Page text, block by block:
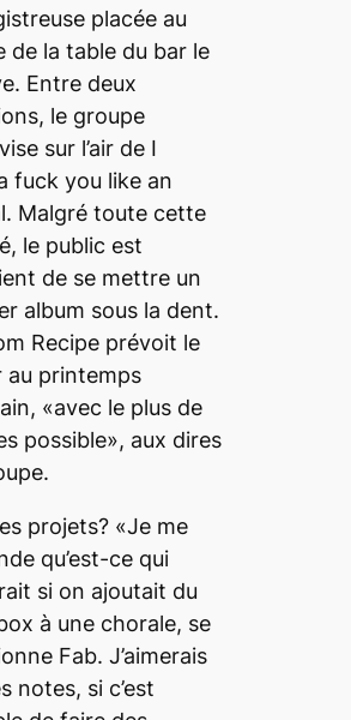
placée au
de la table du bar le
Entre deux
le groupe
sur l’air de I
fuck you like an
Malgré toute cette
le public est
de se mettre un
album sous la dent.
Recipe prévoit le
au printemps
«avec le plus de
possible», aux dires
projets? «Je me
qu’est-ce qui
si on ajoutait du
à une chorale, se
Fab. J’aimerais
notes, si c’est